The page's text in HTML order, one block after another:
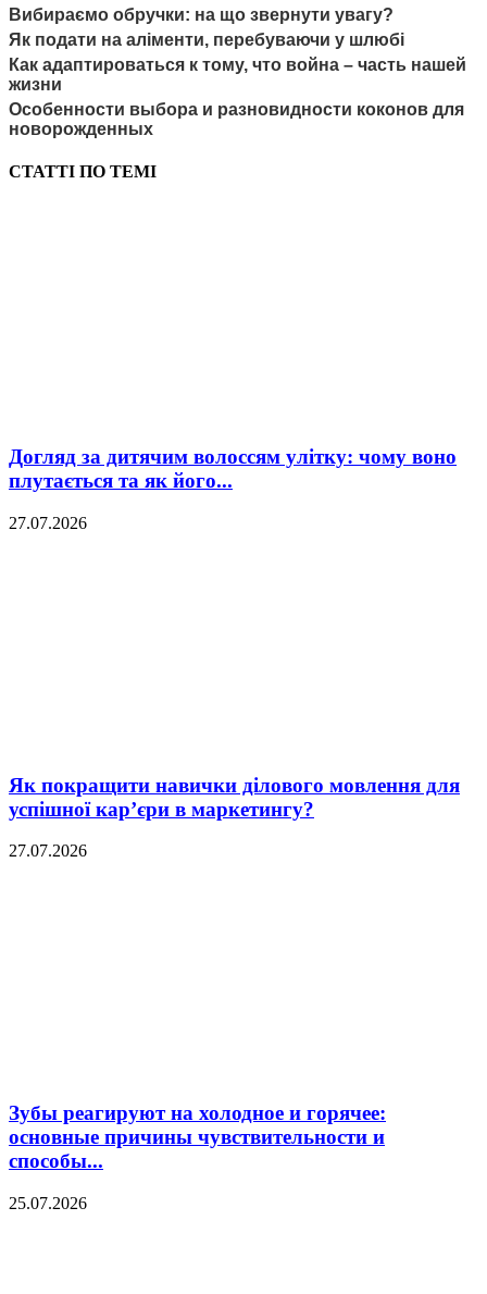
Вибираємо обручки: на що звернути увагу?
Як подати на аліменти, перебуваючи у шлюбі
Как адаптироваться к тому, что война – часть нашей
жизни
Особенности выбора и разновидности коконов для
новорожденных
СТАТТІ ПО ТЕМІ
Догляд за дитячим волоссям улітку: чому воно
плутається та як його...
27.07.2026
Як покращити навички ділового мовлення для
успішної кар’єри в маркетингу?
27.07.2026
Зубы реагируют на холодное и горячее:
основные причины чувствительности и
способы...
25.07.2026